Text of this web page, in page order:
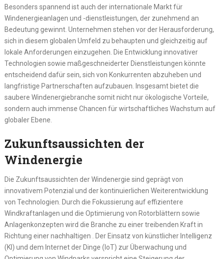
Besonders spannend ist auch der internationale Markt für
Windenergieanlagen und -dienstleistungen, der zunehmend an
Bedeutung gewinnt. Unternehmen stehen vor der Herausforderung,
sich in diesem globalen Umfeld zu behaupten und gleichzeitig auf
lokale Anforderungen einzugehen. Die Entwicklung innovativer
Technologien sowie maßgeschneiderter Dienstleistungen könnte
entscheidend dafür sein, sich von Konkurrenten abzuheben und
langfristige Partnerschaften aufzubauen. Insgesamt bietet die
saubere Windenergiebranche somit nicht nur ökologische Vorteile,
sondern auch immense Chancen für wirtschaftliches Wachstum auf
globaler Ebene.
Zukunftsaussichten der
Windenergie
Die Zukunftsaussichten der Windenergie sind geprägt von
innovativem Potenzial und der kontinuierlichen Weiterentwicklung
von Technologien. Durch die Fokussierung auf effizientere
Windkraftanlagen und die Optimierung von Rotorblättern sowie
Anlagenkonzepten wird die Branche zu einer treibenden Kraft in
Richtung einer nachhaltigen . Der Einsatz von künstlicher Intelligenz
(KI) und dem Internet der Dinge (IoT) zur Überwachung und